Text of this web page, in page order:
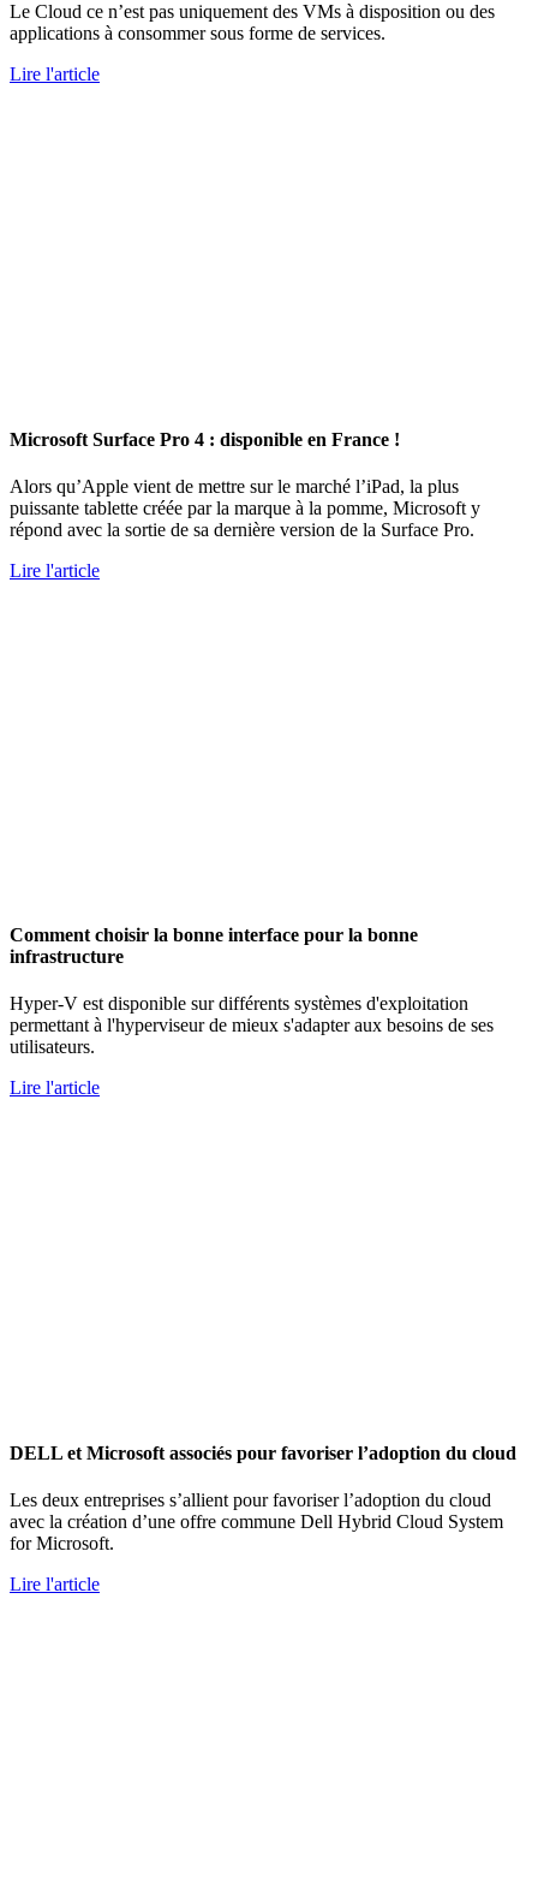
Le Cloud ce n’est pas uniquement des VMs à disposition ou des
applications à consommer sous forme de services.
Lire l'article
Microsoft Surface Pro 4 : disponible en France !
Alors qu’Apple vient de mettre sur le marché l’iPad, la plus
puissante tablette créée par la marque à la pomme, Microsoft y
répond avec la sortie de sa dernière version de la Surface Pro.
Lire l'article
Comment choisir la bonne interface pour la bonne
infrastructure
Hyper-V est disponible sur différents systèmes d'exploitation
permettant à l'hyperviseur de mieux s'adapter aux besoins de ses
utilisateurs.
Lire l'article
DELL et Microsoft associés pour favoriser l’adoption du cloud
Les deux entreprises s’allient pour favoriser l’adoption du cloud
avec la création d’une offre commune Dell Hybrid Cloud System
for Microsoft.
Lire l'article